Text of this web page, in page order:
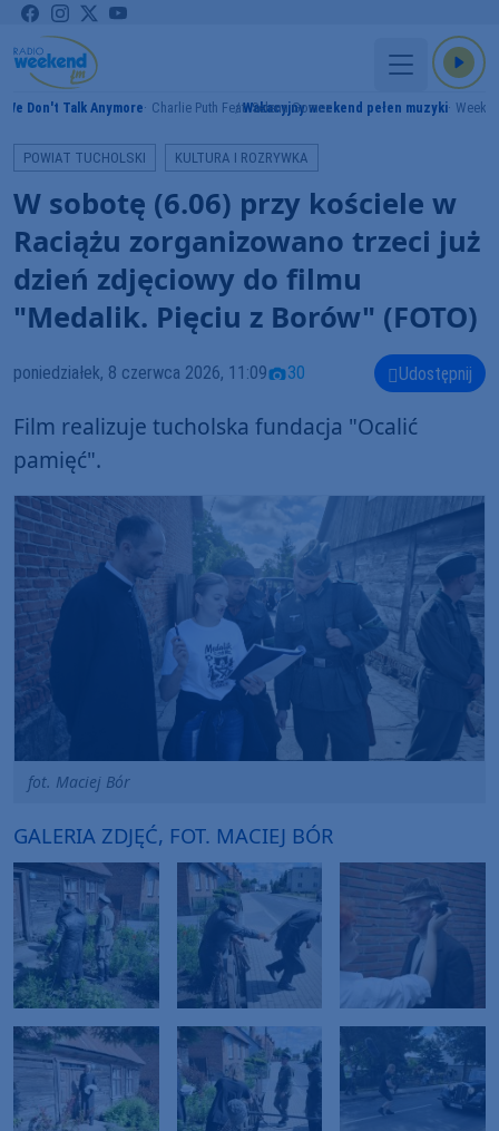
We Don't Talk Anymore Charlie Puth Feat. Selena GomezWakacyjny weekend pełen muzyki
POWIAT TUCHOLSKI KULTURA I ROZRYWKA
W sobotę (6.06) przy kościele w
Raciążu zorganizowano trzeci już
dzień zdjęciowy do filmu
"Medalik. Pięciu z Borów" (FOTO)
poniedziałek, 8 czerwca 2026, 11:09 30 Udostępnij
Film realizuje tucholska fundacja "Ocalić
pamięć".
fot. Maciej Bór
GALERIA ZDJĘĆ, FOT. MACIEJ BÓR